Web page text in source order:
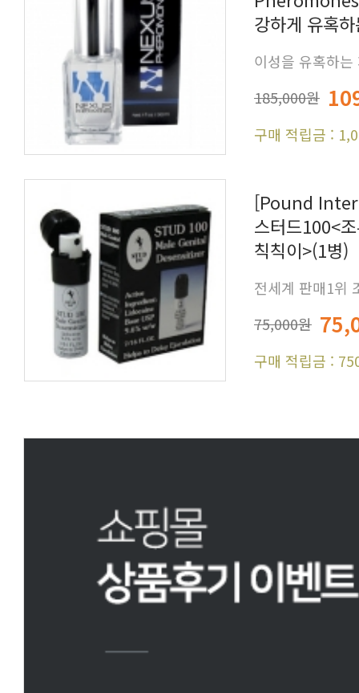
강하게 유혹
이성을 유혹하는
185,000원
구매 적립금 :
칙칙이>(1병)
전세계 판매1위
75,000원
구매 적립금 :